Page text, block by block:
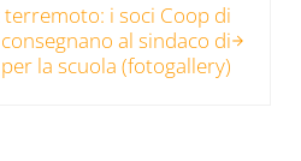
i soci Coop di
al sindaco di
la scuola (fotogallery)